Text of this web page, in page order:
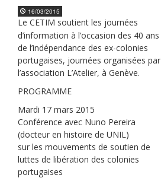
16/03/2015
Le CETIM soutient les journées
d’information à l’occasion des 40 ans
de l’indépendance des ex-colonies
portugaises, journées organisées par
l’association L’Atelier, à Genève.
PROGRAMME
Mardi 17 mars 2015
Conférence avec Nuno Pereira
(docteur en histoire de UNIL)
sur les mouvements de soutien de
luttes de libération des colonies
portugaises